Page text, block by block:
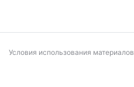
Условия использования материалов